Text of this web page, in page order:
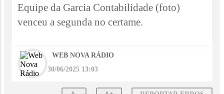
Equipe da Garcia Contabilidade (foto)
venceu a segunda no certame.
WEB NOVA RÁDIO
30/06/2025 13:03